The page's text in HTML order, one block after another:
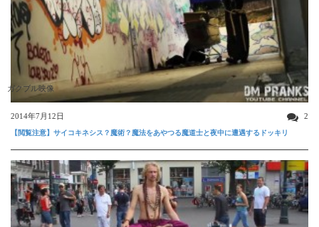
ガクブル映像
2014年7月12日 2
【閲覧注意】サイコキネシス？魔術？魔法をあやつる魔道士と夜中に遭遇するドッキリ